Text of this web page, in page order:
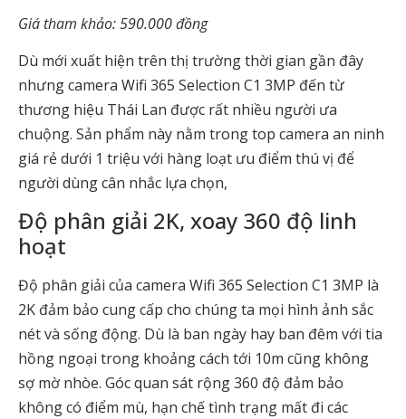
Giá tham khảo: 590.000 đồng
Dù mới xuất hiện trên thị trường thời gian gần đây
nhưng camera Wifi 365 Selection C1 3MP đến từ
thương hiệu Thái Lan được rất nhiều người ưa
chuộng. Sản phẩm này nằm trong top camera an ninh
giá rẻ dưới 1 triệu với hàng loạt ưu điểm thú vị để
người dùng cân nhắc lựa chọn,
Độ phân giải 2K, xoay 360 độ linh
hoạt
Độ phân giải của camera Wifi 365 Selection C1 3MP là
2K đảm bảo cung cấp cho chúng ta mọi hình ảnh sắc
nét và sống động. Dù là ban ngày hay ban đêm với tia
hồng ngoại trong khoảng cách tới 10m cũng không
sợ mờ nhòe. Góc quan sát rộng 360 độ đảm bảo
không có điểm mù, hạn chế tình trạng mất đi các